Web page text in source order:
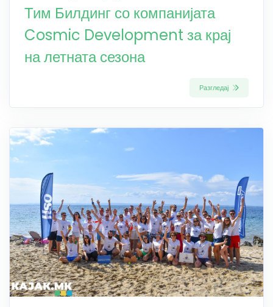
Тим Билдинг со компанијата
Cosmic Development за крај
на летната сезона
Разгледај